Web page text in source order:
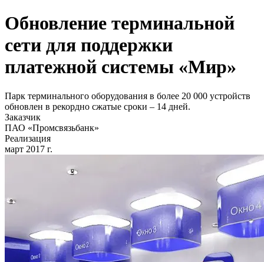
Обновление терминальной
сети для поддержки
платежной системы «Мир»
Парк терминального оборудования в более 20 000 устройств
обновлен в рекордно сжатые сроки – 14 дней.
Заказчик
ПАО «Промсвязьбанк»
Реализация
март 2017 г.